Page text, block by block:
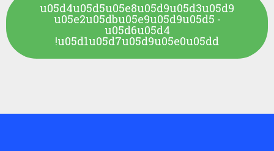
u05d4u05d5u05e8u05d9u05d3u05d9
u05e2u05dbu05e9u05d9u05d5 -
u05d6u05d4
u05d1u05d7u05d9u05e0u05dd!